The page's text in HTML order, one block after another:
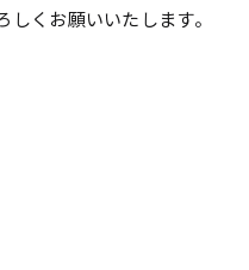
しくお願いいたします。